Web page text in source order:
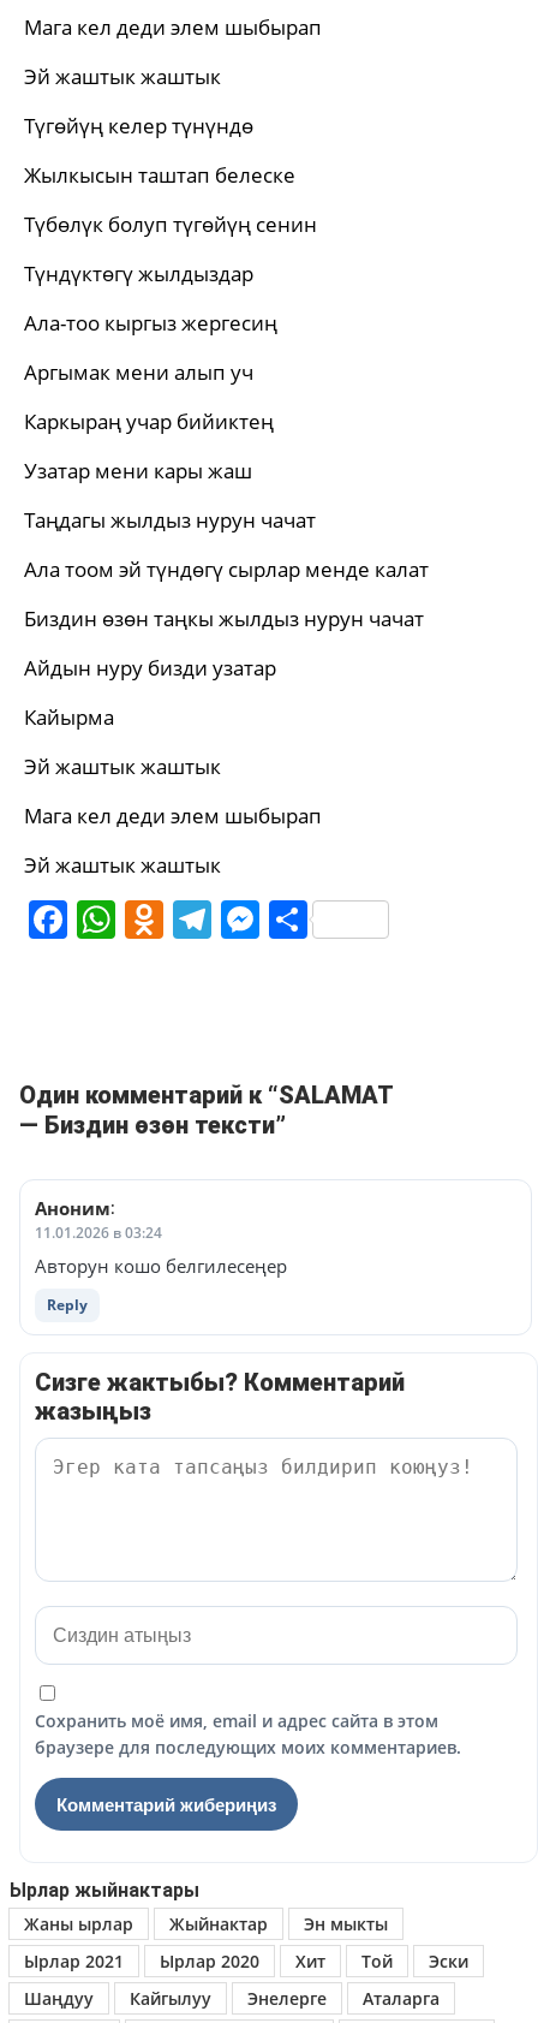
Мага кел деди элем шыбырап
Эй жаштык жаштык
Түгөйүң келер түнүндө
Жылкысын таштап белеске
Түбөлүк болуп түгөйүң сенин
Түндүктөгү жылдыздар
Ала-тоо кыргыз жергесиң
Аргымак мени алып уч
Каркыраң учар бийиктең
Узатар мени кары жаш
Таңдагы жылдыз нурун чачат
Ала тоом эй түндөгү сырлар менде калат
Биздин өзөн таңкы жылдыз нурун чачат
Айдын нуру бизди узатар
Кайырма
Эй жаштык жаштык
Мага кел деди элем шыбырап
Эй жаштык жаштык
Facebook
WhatsApp
Odnoklassniki
Telegram
Messenger
Share
Один комментарий к “SALAMAT
— Биздин өзөн тексти”
Аноним:
11.01.2026 в 03:24
Авторун кошо белгилесеңер
Reply
Сизге жактыбы? Комментарий
жазыңыз
Сохранить моё имя, email и адрес сайта в этом
браузере для последующих моих комментариев.
Ырлар жыйнактары
Жаны ырлар
Жыйнактар
Эн мыкты
Ырлар 2021
Ырлар 2020 Хит Той
Эски
Шаңдуу
Кайгылуу Энелерге Аталарга